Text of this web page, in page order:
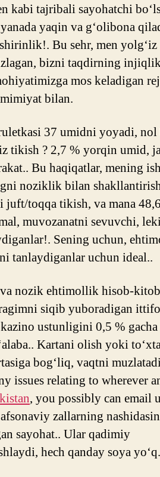
kabi tajribali sayohatchi
yaqin va g‘olibona
Bu sehr, men yolg‘iz
bizni taqdirning
mos keladigan
bilan.
37 umidni yoyadi,
tikish ? 2,7 % yorqin umid,
Bu haqiqatlar, mening
noziklik bilan
toqqa tikish, va mana
muvozanatni sevuvchi,
Sening uchun,
tanlaydiganlar uchun ideal..
nozik ehtimollik hisob-
siqib yuboradigan
ustunligini 0,5 % gacha
Kartani olish yoki
bog‘liq, vaqtni
issues relating to wherever
, you possibly can email
zallarning
sayohat.. Ular qadimiy
hech qanday soya